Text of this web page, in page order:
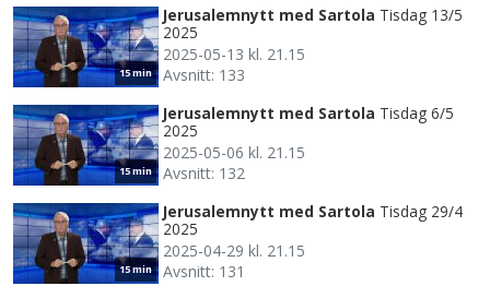
15 min
Jerusalemnytt med Sartola Tisdag 13/5
2025
2025-05-13 kl. 21.15
Avsnitt: 133
15 min
Jerusalemnytt med Sartola Tisdag 6/5
2025
2025-05-06 kl. 21.15
Avsnitt: 132
15 min
Jerusalemnytt med Sartola Tisdag 29/4
2025
2025-04-29 kl. 21.15
Avsnitt: 131